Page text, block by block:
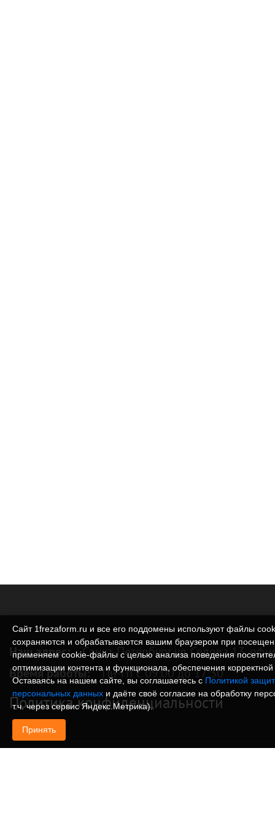
Наш адрес: Санкт-Петербург ул. Седова 13,
Время работы: Пн-Пт с 09:00 до 17:30
Политика конфиденциальности
Сайт 1frezaform.ru и все его поддомены используют файлы
сохраняются и обрабатываются вашим браузером при
применяем cookie‑файлы с целью анализа поведения
оптимизации контента и функционала, обеспечения
Оставаясь на нашем сайте, вы соглашаетесь с Политикой
персональных данных и даёте своё согласие на обработку
т.ч. через сервис Яндекс.Метрика).
Принять